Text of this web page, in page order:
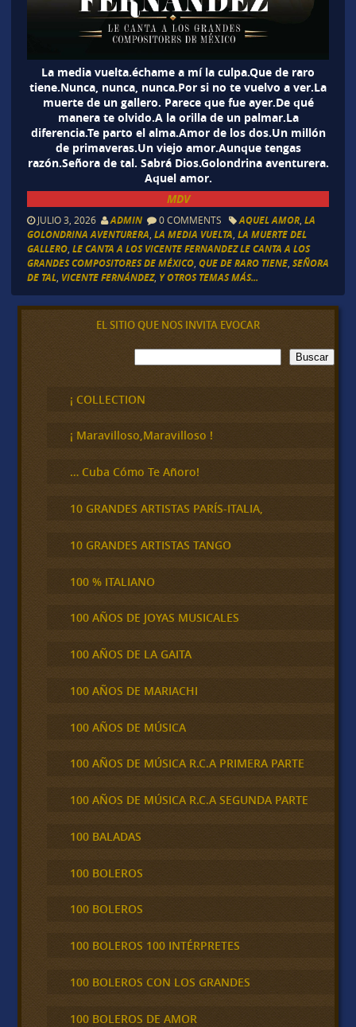
La media vuelta.échame a mí la culpa.Que de raro
tiene.Nunca, nunca, nunca.Por si no te vuelvo a ver.La
muerte de un gallero. Parece que fue ayer.De qué
manera te olvido.A la orilla de un palmar.La
diferencia.Te parto el alma.Amor de los dos.Un millón
de primaveras.Un viejo amor.Aunque tengas
razón.Señora de tal. Sabrá Dios.Golondrina aventurera.
Aquel amor.
MDV
JULIO 3, 2026 ADMIN 0 COMMENTS AQUEL AMOR, LA
GOLONDRINA AVENTURERA LA MEDIA VUELTA LA MUERTE DEL
GALLERO, LE CANTA A LOS VICENTE FERNANDEZ LE CANTA A LOS
GRANDES COMPOSITORES DE MÉXICO, QUE DE RARO TIENE, SEÑORA
DE TAL, VICENTE FERNÁNDEZ, Y OTROS TEMAS MÁS...
EL SITIO QUE NOS INVITA EVOCAR
B
u
c
a
Buscar
¡ COLLECTION
¡ Maravilloso,Maravilloso !
… Cuba Cómo Te Añoro!
10 GRANDES ARTISTAS PARÍS-ITALIA,
10 GRANDES ARTISTAS TANGO
100 % ITALIANO
100 AÑOS DE JOYAS MUSICALES
100 AÑOS DE LA GAITA
100 AÑOS DE MARIACHI
100 AÑOS DE MÚSICA
100 AÑOS DE MÚSICA R.C.A PRIMERA PARTE
100 AÑOS DE MÚSICA R.C.A SEGUNDA PARTE
100 BALADAS
100 BOLEROS
100 BOLEROS
100 BOLEROS 100 INTÉRPRETES
100 BOLEROS CON LOS GRANDES
100 BOLEROS DE AMOR